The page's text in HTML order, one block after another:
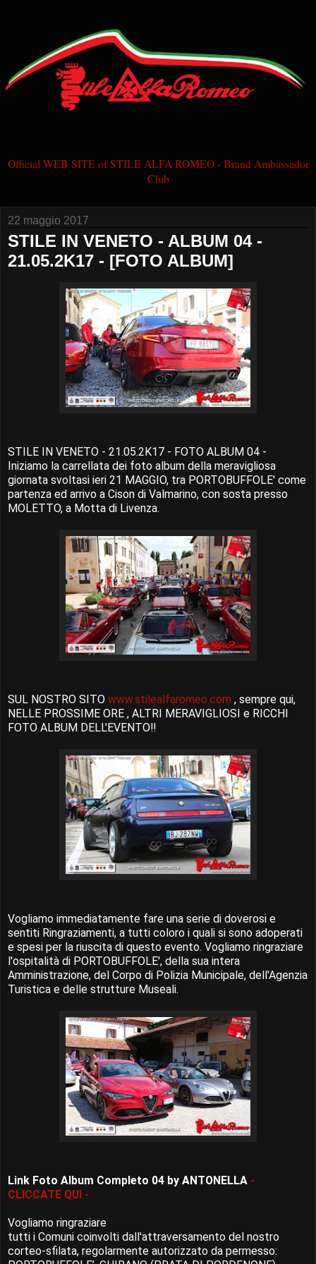
Official WEB SITE of STILE ALFA ROMEO - Brand Ambassador
Club
22 maggio 2017
STILE IN VENETO - ALBUM 04 -
21.05.2K17 - [FOTO ALBUM]
STILE IN VENETO - 21.05.2K17 - FOTO ALBUM 04 -
Iniziamo la carrellata dei foto album della meravigliosa
giornata svoltasi ieri 21 MAGGIO, tra PORTOBUFFOLE' come
partenza ed arrivo a Cison di Valmarino, con sosta presso
MOLETTO, a Motta di Livenza.
SUL NOSTRO SITO www.stilealfaromeo.com , sempre qui,
NELLE PROSSIME ORE , ALTRI MERAVIGLIOSI e RICCHI
FOTO ALBUM DELL'EVENTO!!
Vogliamo immediatamente fare una serie di doverosi e
sentiti Ringraziamenti, a tutti coloro i quali si sono adoperati
e spesi per la riuscita di questo evento. Vogliamo ringraziare
l'ospitalità di PORTOBUFFOLE', della sua intera
Amministrazione, del Corpo di Polizia Municipale, dell'Agenzia
Turistica e delle strutture Museali.
Link Foto Album Completo 04 by ANTONELLA -
CLICCATE QUI -
Vogliamo ringraziare
tutti i Comuni coinvolti dall'attraversamento del nostro
corteo-sfilata, regolarmente autorizzato da permesso: